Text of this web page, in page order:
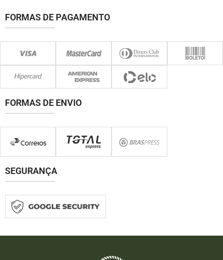
FORMAS DE PAGAMENTO
FORMAS DE ENVIO
SEGURANÇA